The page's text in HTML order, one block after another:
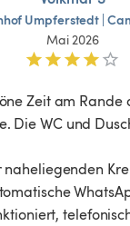
Umpferstedt |
Mai 2026
Zeit am Rande
Die WC und
naheliegenden